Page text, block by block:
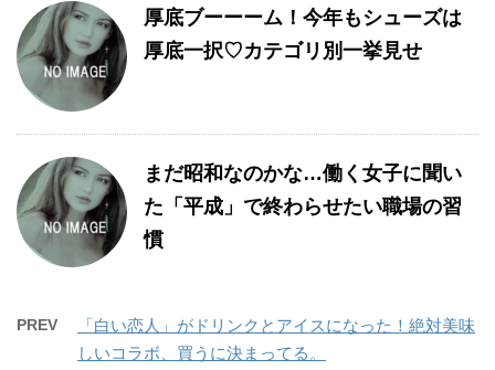
厚底ブーーーム！今年もシューズは
厚底一択♡カテゴリ別一挙見せ
まだ昭和なのかな…働く女子に聞い
た「平成」で終わらせたい職場の習
慣
PREV
「白い恋人」がドリンクとアイスになった！絶対美味
しいコラボ、買うに決まってる。